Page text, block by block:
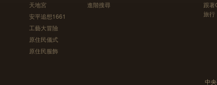
天地宮
安平追想1661
工藝大冒險
原住民儀式
原住民服飾
進階搜尋
跟
旅行
中